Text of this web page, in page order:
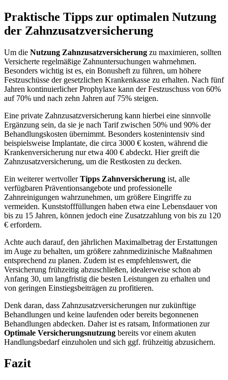
Praktische Tipps zur optimalen Nutzung
der Zahnzusatzversicherung
Um die Nutzung Zahnzusatzversicherung zu maximieren, sollten
Versicherte regelmäßige Zahnuntersuchungen wahrnehmen.
Besonders wichtig ist es, ein Bonusheft zu führen, um höhere
Festzuschüsse der gesetzlichen Krankenkasse zu erhalten. Nach fünf
Jahren kontinuierlicher Prophylaxe kann der Festzuschuss von 60%
auf 70% und nach zehn Jahren auf 75% steigen.
Eine private Zahnzusatzversicherung kann hierbei eine sinnvolle
Ergänzung sein, da sie je nach Tarif zwischen 50% und 90% der
Behandlungskosten übernimmt. Besonders kostenintensiv sind
beispielsweise Implantate, die circa 3000 € kosten, während die
Krankenversicherung nur etwa 400 € abdeckt. Hier greift die
Zahnzusatzversicherung, um die Restkosten zu decken.
Ein weiterer wertvollerTipps Zahnversicherung ist, alle
verfügbaren Präventionsangebote und professionelle
Zahnreinigungen wahrzunehmen, um größere Eingriffe zu
vermeiden. Kunststofffüllungen haben etwa eine Lebensdauer von
bis zu 15 Jahren, können jedoch eine Zusatzzahlung von bis zu 120
€ erfordern.
Achte auch darauf, den jährlichen Maximalbetrag der Erstattungen
im Auge zu behalten, um größere zahnmedizinische Maßnahmen
entsprechend zu planen. Zudem ist es empfehlenswert, die
Versicherung frühzeitig abzuschließen, idealerweise schon ab
Anfang 30, um langfristig die besten Leistungen zu erhalten und
von geringen Einstiegsbeiträgen zu profitieren.
Denk daran, dass Zahnzusatzversicherungen nur zukünftige
Behandlungen und keine laufenden oder bereits begonnenen
Behandlungen abdecken. Daher ist es ratsam, Informationen zur
Optimale Versicherungsnutzung bereits vor einem akuten
Handlungsbedarf einzuholen und sich ggf. frühzeitig abzusichern.
Fazit